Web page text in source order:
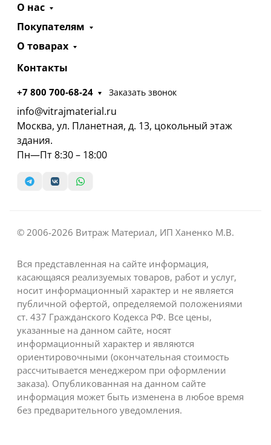
О нас
Покупателям
О товарах
Контакты
+7 800 700-68-24 Заказать звонок
info@vitrajmaterial.ru
Москва, ул. Планетная, д. 13, цокольный этаж
здания.
Пн—Пт 8:30 – 18:00
© 2006-2026 Витраж Материал, ИП Ханенко М.В.
Вся представленная на сайте информация,
касающаяся реализуемых товаров, работ и услуг,
носит информационный характер и не является
публичной офертой, определяемой положениями
ст. 437 Гражданского Кодекса РФ. Все цены,
указанные на данном сайте, носят
информационный характер и являются
ориентировочными (окончательная стоимость
рассчитывается менеджером при оформлении
заказа). Опубликованная на данном сайте
информация может быть изменена в любое время
без предварительного уведомления.